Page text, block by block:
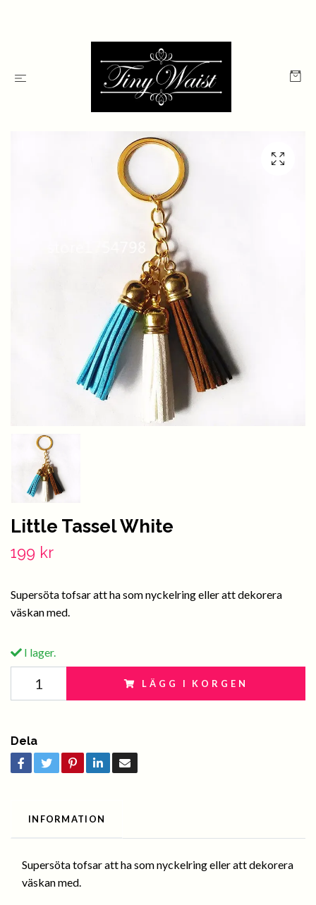
Little Tassel White
199 kr
Supersöta tofsar att ha som nyckelring eller att dekorera
väskan med.
I lager.
LÄGG I KORGEN
Dela
INFORMATION
Supersöta tofsar att ha som nyckelring eller att dekorera
väskan med.